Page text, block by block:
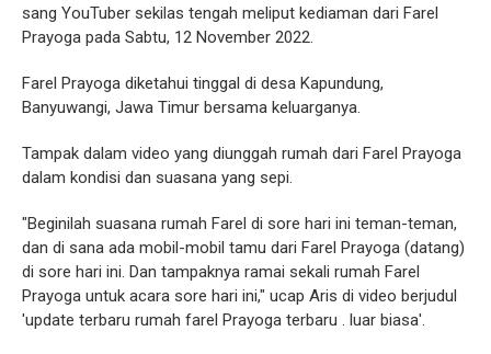
sang YouTuber sekilas tengah meliput kediaman dari Farel
Prayoga pada Sabtu, 12 November 2022.
Farel Prayoga diketahui tinggal di desa Kapundung,
Banyuwangi, Jawa Timur bersama keluarganya.
Tampak dalam video yang diunggah rumah dari Farel Prayoga
dalam kondisi dan suasana yang sepi.
"Beginilah suasana rumah Farel di sore hari ini teman-teman,
dan di sana ada mobil-mobil tamu dari Farel Prayoga (datang)
di sore hari ini. Dan tampaknya ramai sekali rumah Farel
Prayoga untuk acara sore hari ini," ucap Aris di video berjudul
'update terbaru rumah farel Prayoga terbaru . luar biasa'.